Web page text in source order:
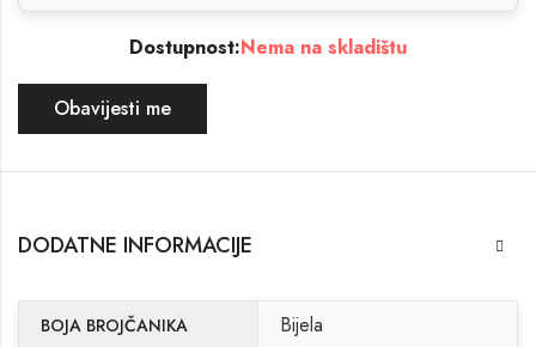
Dostupnost:Nema na skladištu
Obavijesti me
DODATNE INFORMACIJE
BOJA BROJČANIKA Bijela